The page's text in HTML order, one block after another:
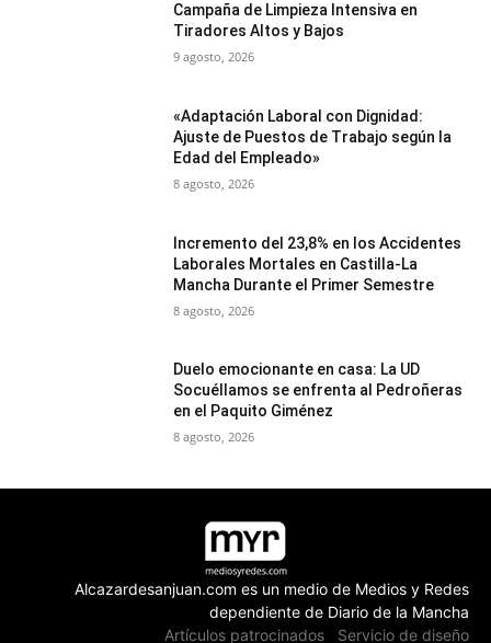
Campaña de Limpieza Intensiva en
Tiradores Altos y Bajos
9 agosto, 2026
«Adaptación Laboral con Dignidad:
Ajuste de Puestos de Trabajo según la
Edad del Empleado»
8 agosto, 2026
Incremento del 23,8% en los Accidentes
Laborales Mortales en Castilla-La
Mancha Durante el Primer Semestre
8 agosto, 2026
Duelo emocionante en casa: La UD
Socuéllamos se enfrenta al Pedroñeras
en el Paquito Giménez
8 agosto, 2026
Alcazardesanjuan.com es un medio de Medios y Redes
dependiente de Diario de la Mancha
Artículos patrocinados
Servicio de diseño